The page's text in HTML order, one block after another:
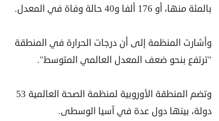
بالمئة منها، أو 176 ألفا و40 حالة وفاة في المعدل.
وأشارت المنظمة إلى أن درجات الحرارة في المنطقة
"ترتفع بنحو ضعف المعدل العالمي المتوسط".
وتضم المنطقة الأوروبية لمنظمة الصحة العالمية 53
دولة، بينها دول عدة في آسيا الوسطى.